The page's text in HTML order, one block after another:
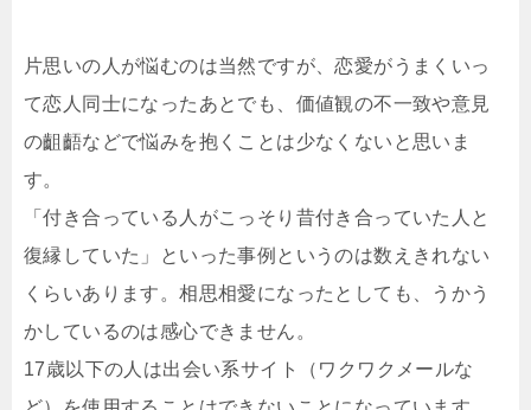
片思いの人が悩むのは当然ですが、恋愛がうまくいっ
て恋人同士になったあとでも、価値観の不一致や意見
の齟齬などで悩みを抱くことは少なくないと思いま
す。
「付き合っている人がこっそり昔付き合っていた人と
復縁していた」といった事例というのは数えきれない
くらいあります。相思相愛になったとしても、うかう
かしているのは感心できません。
17歳以下の人は出会い系サイト（ワクワクメールな